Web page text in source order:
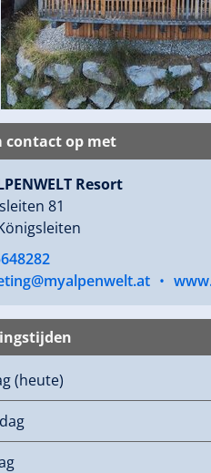
contact op met
Resort
81
•
(heute)